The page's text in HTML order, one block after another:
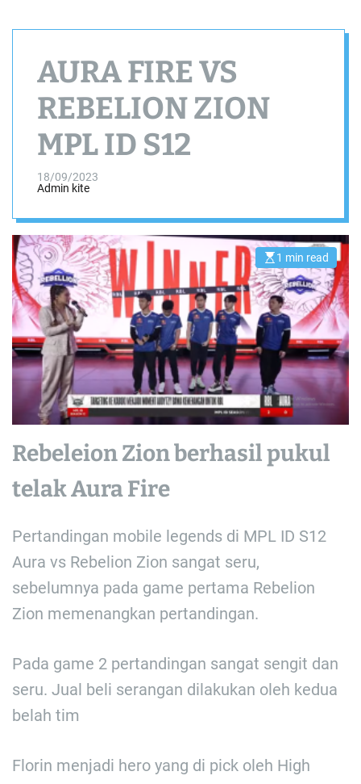
AURA FIRE VS
REBELION ZION
MPL ID S12
18/09/2023
Admin kite
E
s
t
i
m
a
t
e
d
r
e
d
t
e
1 min read
Rebeleion Zion berhasil pukul
telak Aura Fire
Pertandingan mobile legends di MPL ID S12
Aura vs Rebelion Zion sangat seru,
sebelumnya pada game pertama Rebelion
Zion memenangkan pertandingan.
Pada game 2 pertandingan sangat sengit dan
seru. Jual beli serangan dilakukan oleh kedua
belah tim
Florin menjadi hero yang di pick oleh High